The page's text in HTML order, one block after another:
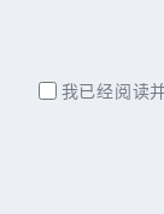
我已经阅读